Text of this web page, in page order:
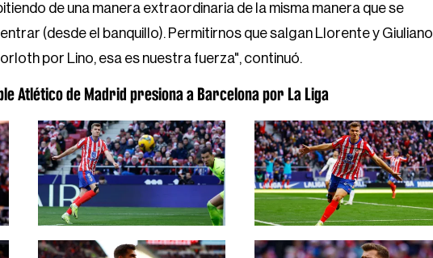
de una manera extraordinaria de la misma manera que se
(desde el banquillo). Permitirnos que salgan Llorente y Giuliano
por Lino, esa es nuestra fuerza", continuó.
Atlético de Madrid presiona a Barcelona por La Liga